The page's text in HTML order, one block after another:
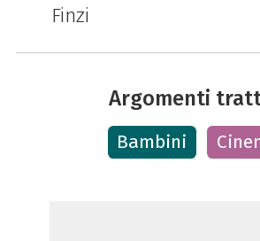
Finzi
Argomenti
Bambini